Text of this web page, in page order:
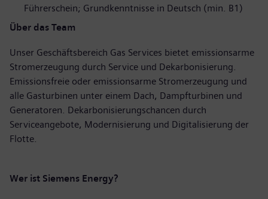
Führerschein; Grundkenntnisse in Deutsch (min. B1)
Über das Team
Unser Geschäftsbereich Gas Services bietet emissionsarme
Stromerzeugung durch Service und Dekarbonisierung.
Emissionsfreie oder emissionsarme Stromerzeugung und
alle Gasturbinen unter einem Dach, Dampfturbinen und
Generatoren. Dekarbonisierungschancen durch
Serviceangebote, Modernisierung und Digitalisierung der
Flotte.
Wer ist Siemens Energy?